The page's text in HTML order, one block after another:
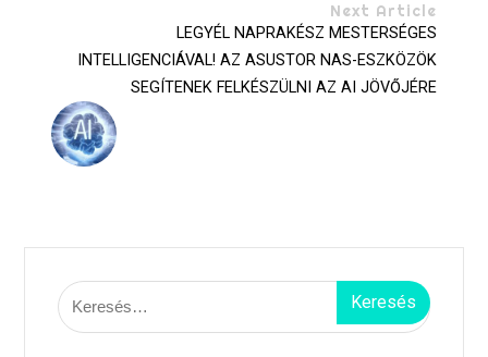
Next Article
LEGYÉL NAPRAKÉSZ MESTERSÉGES
INTELLIGENCIÁVAL! AZ ASUSTOR NAS-ESZKÖZÖK
SEGÍTENEK FELKÉSZÜLNI AZ AI JÖVŐJÉRE
Keresés: